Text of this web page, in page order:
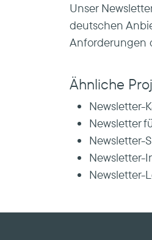
Unser
deutschen
Anforderungen
Ähnliche
Newsletter-
Newsletter
Newsletter-
Newsletter-
Newsletter-